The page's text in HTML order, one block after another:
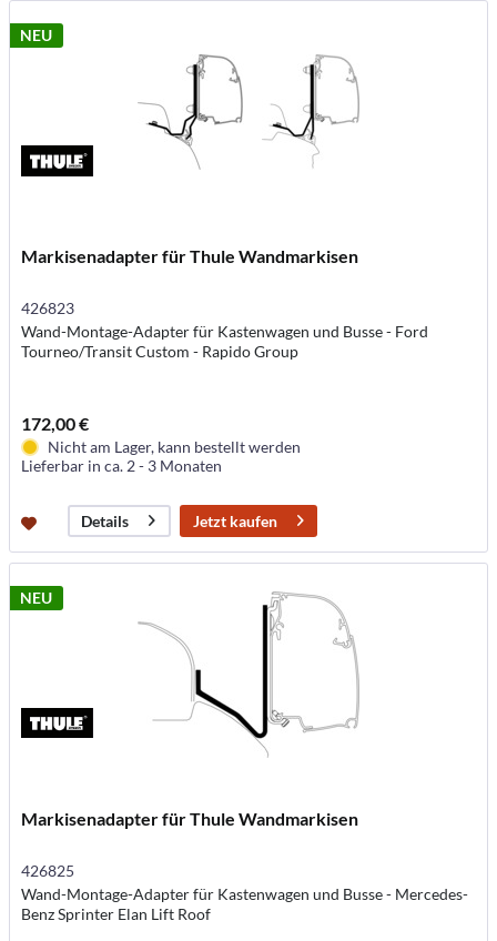
NEU
Markisenadapter für Thule Wandmarkisen
426823
Wand-Montage-Adapter für Kastenwagen und Busse - Ford
Tourneo/Transit Custom - Rapido Group
172,00 €
Nicht am Lager, kann bestellt werden
Lieferbar in ca. 2 - 3 Monaten
Details Jetzt kaufen
NEU
Markisenadapter für Thule Wandmarkisen
426825
Wand-Montage-Adapter für Kastenwagen und Busse - Mercedes-
Benz Sprinter Elan Lift Roof